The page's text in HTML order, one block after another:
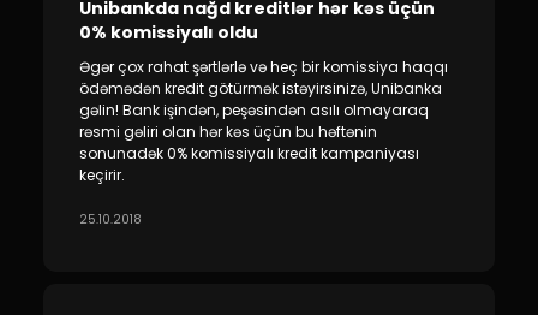
Unibankda nağd kreditlər hər kəs üçün
0% komissiyalı oldu
Əgər çox rahat şərtlərlə və heç bir komissiya haqqı
ödəmədən kredit götürmək istəyirsinizə, Unibanka
gəlin! Bank işindən, peşəsindən asılı olmayaraq
rəsmi gəliri olan hər kəs üçün bu həftənin
sonunadək 0% komissiyalı kredit kampaniyası
keçirir.
25.10.2018